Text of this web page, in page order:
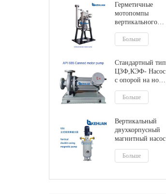
Герметичные
мотопомпы
вертикального
Больше
Стандартный тип
ЦЗФ,КЭФ- Насос
с опорой на ноги
или
экранированный
двигатель по
линии
Больше
Вертикальный
двухкорпусный
магнитный насос
Больше